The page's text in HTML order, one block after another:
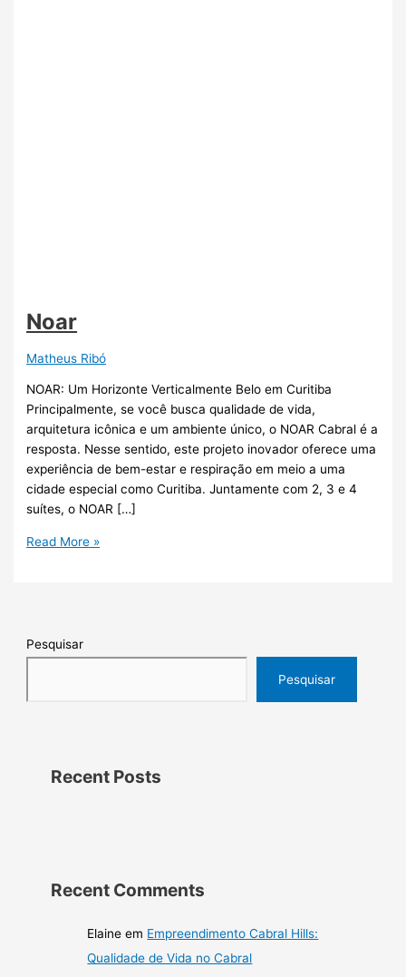
Noar
Matheus Ribó
NOAR: Um Horizonte Verticalmente Belo em Curitiba
Principalmente, se você busca qualidade de vida,
arquitetura icônica e um ambiente único, o NOAR Cabral é a
resposta. Nesse sentido, este projeto inovador oferece uma
experiência de bem-estar e respiração em meio a uma
cidade especial como Curitiba. Juntamente com 2, 3 e 4
suítes, o NOAR […]
Read More »
Pesquisar
Pesquisar
Recent Posts
Recent Comments
Elaine em Empreendimento Cabral Hills:
Qualidade de Vida no Cabral